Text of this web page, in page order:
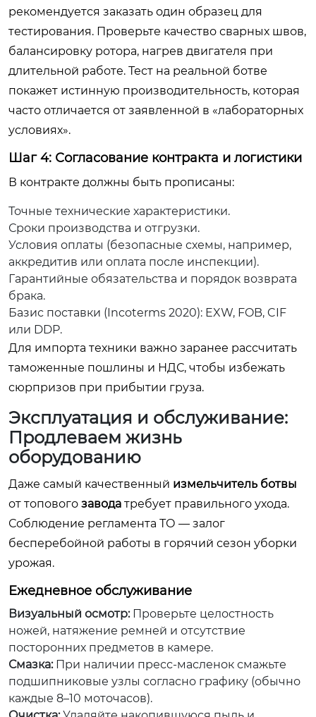
рекомендуется заказать один образец для
тестирования. Проверьте качество сварных швов,
балансировку ротора, нагрев двигателя при
длительной работе. Тест на реальной ботве
покажет истинную производительность, которая
часто отличается от заявленной в «лабораторных
условиях».
Шаг 4: Согласование контракта и логистики
В контракте должны быть прописаны:
Точные технические характеристики.
Сроки производства и отгрузки.
Условия оплаты (безопасные схемы, например,
аккредитив или оплата после инспекции).
Гарантийные обязательства и порядок возврата
брака.
Базис поставки (Incoterms 2020): EXW, FOB, CIF
или DDP.
Для импорта техники важно заранее рассчитать
таможенные пошлины и НДС, чтобы избежать
сюрпризов при прибытии груза.
Эксплуатация и обслуживание:
Продлеваем жизнь
оборудованию
Даже самый качественный измельчитель ботвы
от топового завода требует правильного ухода.
Соблюдение регламента ТО — залог
бесперебойной работы в горячий сезон уборки
урожая.
Ежедневное обслуживание
Визуальный осмотр:Проверьте целостность
ножей, натяжение ремней и отсутствие
посторонних предметов в камере.
Смазка:При наличии пресс-масленок смажьте
подшипниковые узлы согласно графику (обычно
каждые 8–10 моточасов).